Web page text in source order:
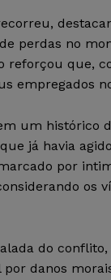
perdas no
que,
empregados
um histórico
já havia
por
os
do
danos